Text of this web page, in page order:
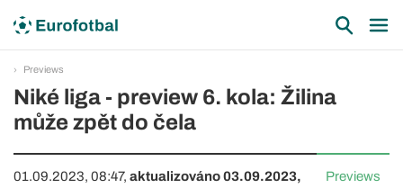
Previews
Niké liga - preview 6. kola: Žilina
může zpět do čela
01.09.2023, 08:47, aktualizováno 03.09.2023,
Previews